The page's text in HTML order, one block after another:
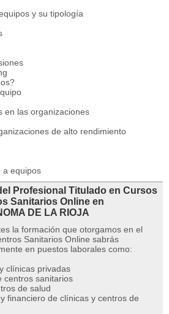
y su tipología
en las organizaciones
de alto rendimiento
a equipos
Profesional Titulado en Cursos
Sanitarios Online en
DE LA RIOJA
la formación que otorgamos en el
Sanitarios Online sabrás
en puestos laborales como:
clínicas privadas
centros sanitarios
de salud
financiero de clínicas y centros de